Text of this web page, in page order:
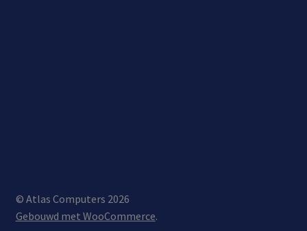
© Atlas Computers 2026
Gebouwd met WooCommerce.